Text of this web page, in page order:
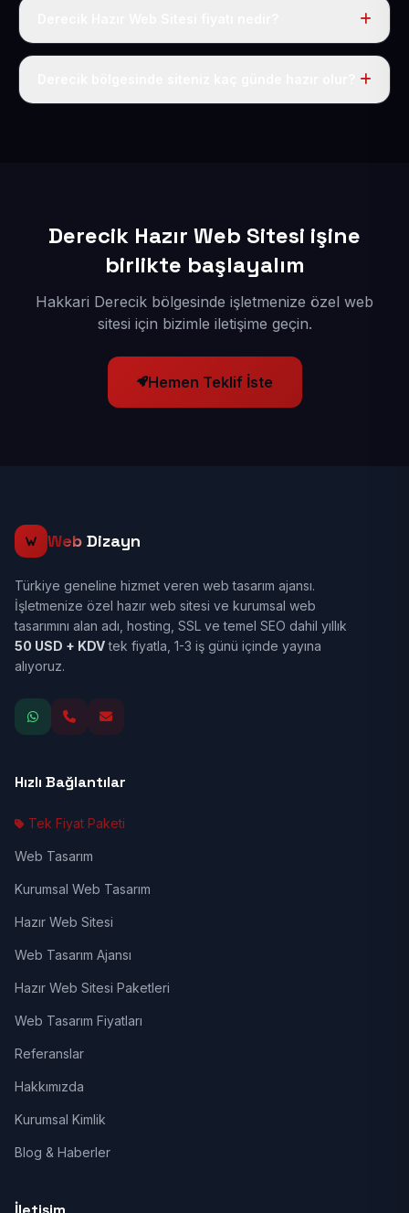
Tek fiyat uygulanır: yıllık 50 USD + KDV. Bu bedele alan
Derecik Hazır Web Sitesi işine
birlikte başlayalım
Hakkari Derecik bölgesinde işletmenize özel web
sitesi için bizimle iletişime geçin.
Hemen Teklif İste
Web Dizayn
Türkiye geneline hizmet veren web tasarım ajansı.
İşletmenize özel hazır web sitesi ve kurumsal web
tasarımını alan adı, hosting, SSL ve temel SEO dahil yıllık
50 USD + KDVtek fiyatla, 1-3 iş günü içinde yayına
alıyoruz.
Hızlı Bağlantılar
Tek Fiyat Paketi
Web Tasarım
Kurumsal Web Tasarım
Hazır Web Sitesi
Web Tasarım Ajansı
Hazır Web Sitesi Paketleri
Web Tasarım Fiyatları
Referanslar
Hakkımızda
Kurumsal Kimlik
Blog & Haberler